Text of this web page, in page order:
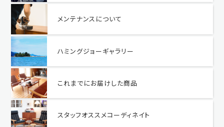
メンテナンスについて
ハミングジョーギャラリー
これまでにお届けした商品
スタッフオススメコーディネイト